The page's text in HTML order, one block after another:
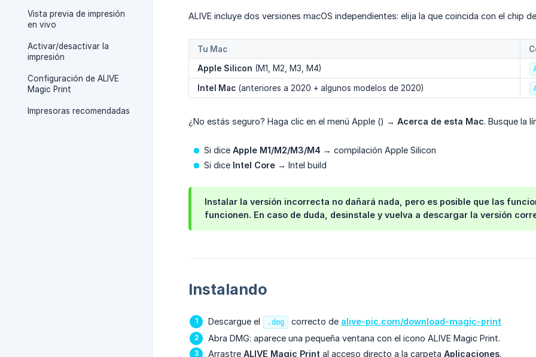
Vista previa de impresión
en vivo
Activar/desactivar la
impresión
Configuración de ALIVE
Magic Print
Impresoras recomendadas
ALIVE incluye dos versiones macOS independientes: elija la que coincida con el chip
Tu Mac
Apple Silicon (M1, M2, M3, M4)
Intel Mac (anteriores a 2020 + algunos modelos de 2020)
¿No estás seguro? Haga clic en el menú Apple () → Acerca de esta Mac. Busque la
Si dice Apple M1/M2/M3/M4 → compilación Apple Silicon
Si dice Intel Core → Intel build
Instalar la versión incorrecta no dañará nada, pero es posible que las
funcionen. En caso de duda, desinstale y vuelva a descargar la versión
Instalando
Descargue el .dmg correcto de alive-pic.com/download-magic-print
Abra DMG: aparece una pequeña ventana con el icono ALIVE Magic Print.
Arrastre ALIVE Magic Print al acceso directo a la carpeta Aplicaciones.